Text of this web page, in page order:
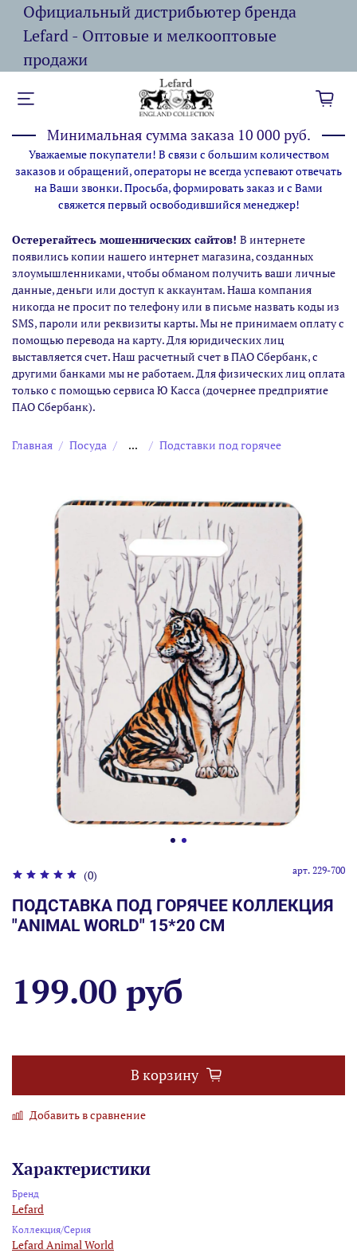
Официальный дистрибьютер бренда
Lefard - Оптовые и мелкооптовые
продажи
Минимальная сумма заказа 10 000 руб.
Уважаемые покупатели! В связи с большим количеством
заказов и обращений, операторы не всегда успевают отвечать
на Ваши звонки. Просьба, формировать заказ и с Вами
свяжется первый освободившийся менеджер!
Остерегайтесь мошеннических сайтов! В интернете
появились копии нашего интернет магазина,созданных
злоумышленниками, чтобы обманом получить ваши личные
данные, деньги или доступ к аккаунтам. Наша компания
никогда не просит по телефону или в письме назвать коды из
SMS, пароли или реквизиты карты. Мы не принимаем оплату с
помощью перевода на карту. Для юридических лиц
выставляется счет. Наш расчетный счет в ПАО Сбербанк, с
другими банками мы не работаем. Для физических лиц оплата
только с помощью сервиса Ю Касса (дочернее предприятие
ПАО Сбербанк).
Главная Посуда ... Подставки под горячее
(0) арт. 229-700
ПОДСТАВКА ПОД ГОРЯЧЕЕ КОЛЛЕКЦИЯ
"ANIMAL WORLD" 15*20 СМ
199.00 руб
В корзину
Добавить в сравнение
Характеристики
Бренд
Lefard
Коллекция/Серия
Lefard Animal World